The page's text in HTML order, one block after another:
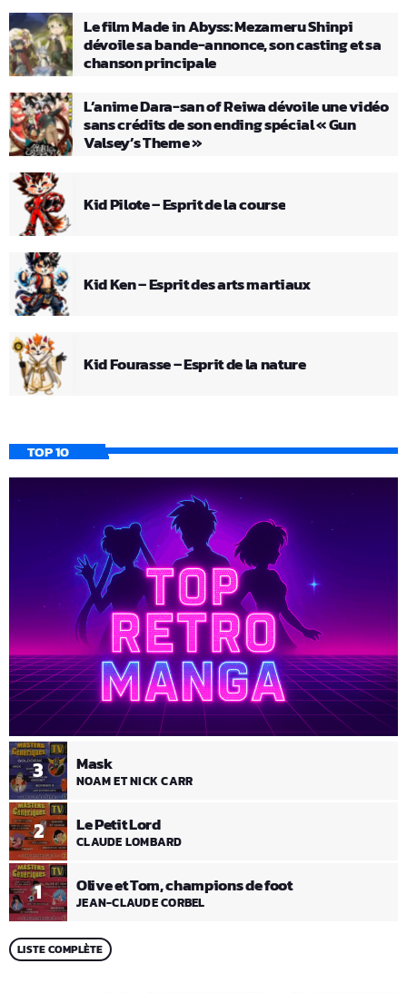
Le film Made in Abyss: Mezameru Shinpi
dévoile sa bande-annonce, son casting et sa
chanson principale
L’anime Dara-san of Reiwa dévoile une vidéo
sans crédits de son ending spécial « Gun
Valsey’s Theme »
Kid Pilote – Esprit de la course
Kid Ken – Esprit des arts martiaux
Kid Fourasse – Esprit de la nature
TOP 10
1 Olive et Tom, champions de foot
JEAN-CLAUDE CORBEL
2 Le Petit Lord
CLAUDE LOMBARD
3 Mask
NOAM ET NICK CARR
LISTE COMPLÈTE